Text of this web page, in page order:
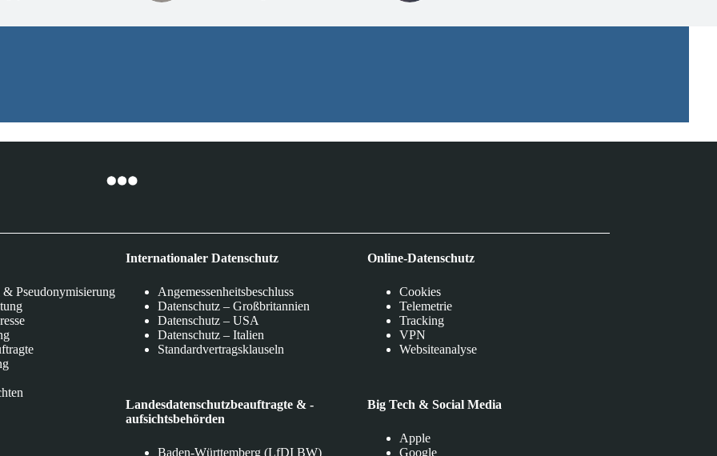
Pseudonymisierung
Internationaler Datenschutz
Angemessenheitsbeschluss
Datenschutz – Großbritannien
Datenschutz – USA
Datenschutz – Italien
Standardvertragsklauseln
Landesdatenschutzbeauftragte & -
aufsichtsbehörden
Baden-Württemberg (LfDI BW)
Online-Datenschutz
Cookies
Telemetrie
Tracking
VPN
Websiteanalyse
Big Tech & Social Media
Apple
Google